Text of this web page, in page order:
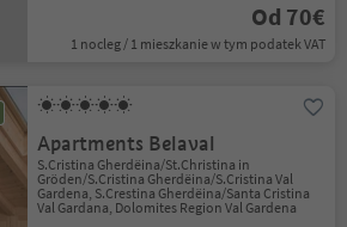
Od 70€
1 nocleg / 1 mieszkanie w tym podatek VAT
Apartments Belaval
S.Cristina Gherdëina/St.Christina in
Gröden/S.Cristina Gherdëina/S.Cristina Val
Gardena, S.Crestina Gherdëina/Santa Cristina
Val Gardana, Dolomites Region Val Gardena